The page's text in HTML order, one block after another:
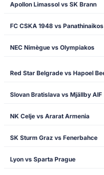
Apollon Limassol vs SK Brann
FC CSKA 1948 vs Panathinaikos
NEC Nimègue vs Olympiakos
Slovan Bratislava vs Mjällby AIF
NK Celje vs Ararat Armenia
SK Sturm Graz vs Fenerbahce
Lyon vs Sparta Prague